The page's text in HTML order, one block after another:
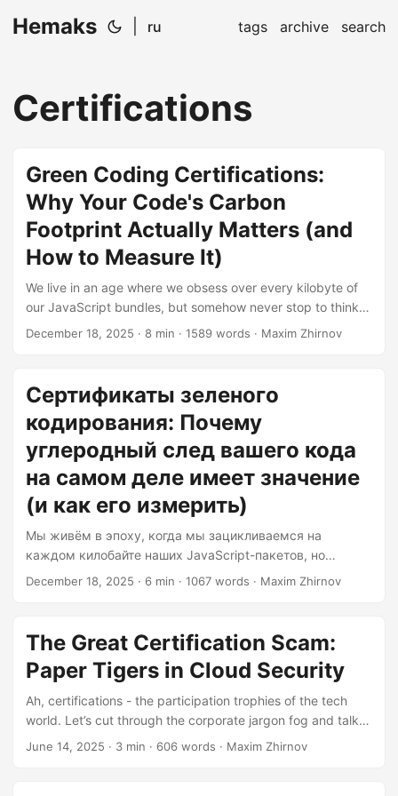
Hemaks ru tags archive search
Certifications
Green Coding Certifications:
Why Your Code's Carbon
Footprint Actually Matters (and
How to Measure It)
We live in an age where we obsess over every kilobyte of
our JavaScript bundles, but somehow never stop to think
about the kilograms of CO2 our code is burning. Ironic, isn’t
approximately 4% of global greenhouse gas emissions—
that’s equivalent to the entire aviation industry. And it’s
getting worse. Projections suggest this figure could
skyrocket to 14% by 2040 if we don’t fundamentally
change how we develop software....
December 18, 2025 · 8 min · 1589 words · Maxim Zhirnov
Сертификаты зеленого
кодирования: Почему
углеродный след вашего кода
на самом деле имеет значение
(и как его измерить)
Мы живём в эпоху, когда мы зацикливаемся на
каждом килобайте наших JavaScript-пакетов, но
почему-то никогда не задумываемся о килограммах
коммуникационных технологий отвечает за
приблизительно 4% глобальных выбросов парниковых
газов — это эквивалентно всей авиационной
предполагают, что к 2040 году этот показатель может
взлететь до 14%, если мы фундаментально не изменим
подход к разработке программного обеспечения....
December 18, 2025 · 6 min · 1067 words · Maxim Zhirnov
The Great Certification Scam:
Paper Tigers in Cloud Security
Ah, certifications - the participation trophies of the tech
world. Let’s cut through the corporate jargon fog and talk
about why your growing collection of cloud certs might be
June 14, 2025 · 3 min · 606 words · Maxim Zhirnov